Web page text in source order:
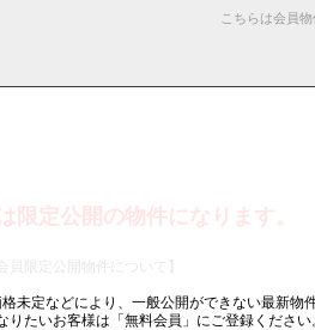
こちらは会員
グ
限定公開の物件になります。
員限定公開物件について】
未定などにより、一般公開ができない最新物
りたいお客様は「無料会員」にご登録ください